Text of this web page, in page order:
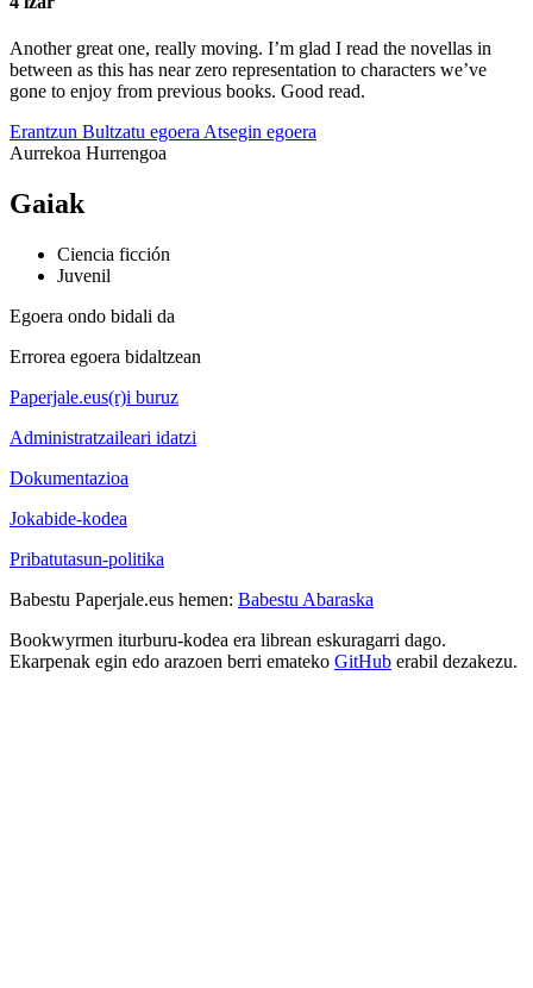
Another great one, really moving. I’m glad I read the novellas in
between as this has near zero representation to characters we’ve
gone to enjoy from previous books. Good read.
Erantzun Bultzatu egoera Atsegin egoera
Aurrekoa Hurrengoa
Gaiak
Ciencia ficción
Juvenil
Egoera ondo bidali da
Errorea egoera bidaltzean
Paperjale.eus(r)i buruz
Administratzaileari idatzi
Dokumentazioa
Jokabide-kodea
Pribatutasun-politika
Babestu Paperjale.eus hemen: Babestu Abaraska
Bookwyrmen iturburu-kodea era librean eskuragarri dago.
Ekarpenak egin edo arazoen berri emateko GitHub erabil dezakezu.